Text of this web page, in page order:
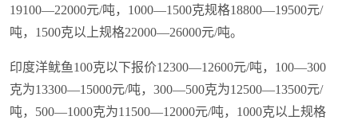
19100—22000元/吨，1000—1500克规格18800—19500元/
吨，1500克以上规格22000—26000元/吨。
印度洋鱿鱼100克以下报价12300—12600元/吨，100—300
克为13300—15000元/吨，300—500克为12500—13500元/
吨，500—1000克为11500—12000元/吨，1000克以上规格